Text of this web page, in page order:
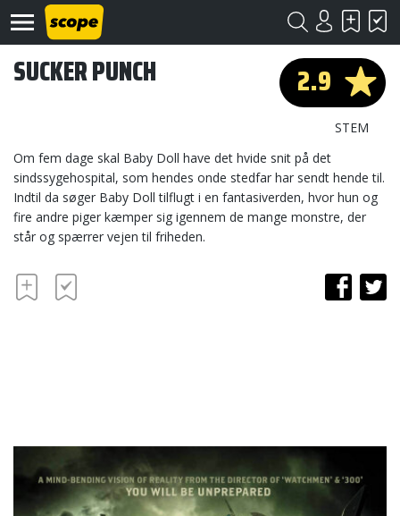
Om
Scope
2.9
STEM
SUCKER PUNCH
Om fem dage skal Baby Doll have det hvide snit på det
sindssygehospital, som hendes onde stedfar har sendt hende til.
Indtil da søger Baby Doll tilflugt i en fantasiverden, hvor hun og
fire andre piger kæmper sig igennem de mange monstre, der
står og spærrer vejen til friheden.